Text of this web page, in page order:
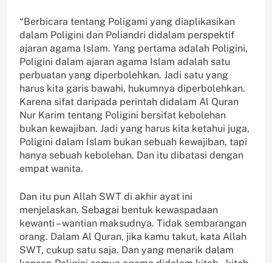
“Berbicara tentang Poligami yang diaplikasikan
dalam Poligini dan Poliandri didalam perspektif
ajaran agama Islam. Yang pertama adalah Poligini,
Poligini dalam ajaran agama Islam adalah satu
perbuatan yang diperbolehkan. Jadi satu yang
harus kita garis bawahi, hukumnya diperbolehkan.
Karena sifat daripada perintah didalam Al Quran
Nur Karim tentang Poligini bersifat kebolehan
bukan kewajiban. Jadi yang harus kita ketahui juga,
Poligini dalam Islam bukan sebuah kewajiban, tapi
hanya sebuah kebolehan. Dan itu dibatasi dengan
empat wanita.
Dan itu pun Allah SWT di akhir ayat ini
menjelaskan. Sebagai bentuk kewaspadaan
kewanti – wantian maksudnya. Tidak sembarangan
orang. Dalam Al Quran, jika kamu takut, kata Allah
SWT, cukup satu saja. Dan yang menarik dalam